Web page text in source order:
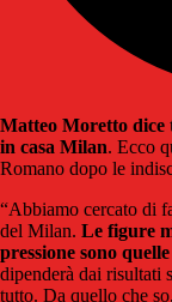
Matteo Moretto dice
in casa Milan. Ecco
Romano dopo le
“Abbiamo cercato di
del Milan. Le figure
pressione sono
dipenderà dai risultati
tutto. Da quello che so,